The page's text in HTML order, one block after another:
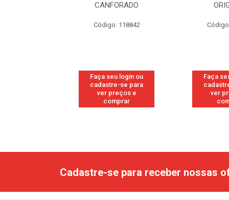
CANFORADO
Código: 118842
Faça seu login ou
cadastre-se para
ver preços e
comprar
Faça
ver
Cadastre-se para receber nossas